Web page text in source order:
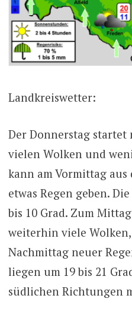
Landkreiswetter:
Der Donnerstag startet
vielen Wolken und
kann am Vormittag aus
etwas Regen geben.
bis 10 Grad. Zum
weiterhin viele
Nachmittag neuer
liegen um 19 bis 21
südlichen Richtungen